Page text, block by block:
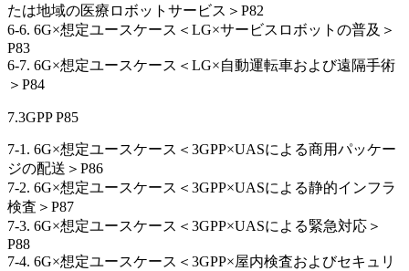
たは地域の医療ロボットサービス＞P82
6-6. 6G×想定ユースケース＜LG×サービスロボットの普及＞
P83
6-7. 6G×想定ユースケース＜LG×自動運転車および遠隔手術
＞P84
7.3GPP P85
7-1. 6G×想定ユースケース＜3GPP×UASによる商用パッケー
ジの配送＞P86
7-2. 6G×想定ユースケース＜3GPP×UASによる静的インフラ
検査＞P87
7-3. 6G×想定ユースケース＜3GPP×UASによる緊急対応＞
P88
7-4. 6G×想定ユースケース＜3GPP×屋内検査およびセキュリ